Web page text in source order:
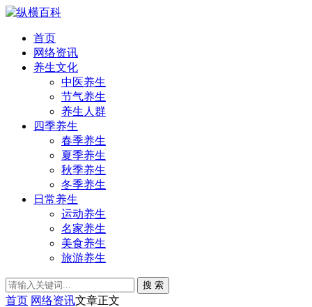
首页
网络资讯
养生文化
中医养生
节气养生
养生人群
四季养生
春季养生
夏季养生
秋季养生
冬季养生
日常养生
运动养生
名家养生
美食养生
旅游养生
搜 索
首页 网络资讯文章正文